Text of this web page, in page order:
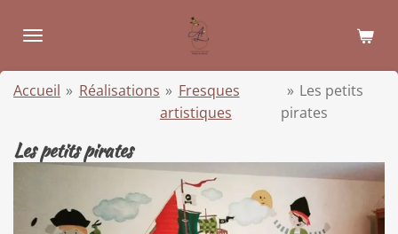
au
principal
Accueil » Réalisations » Fresques
artistiques
» Les petits
pirates
Les petits pirates